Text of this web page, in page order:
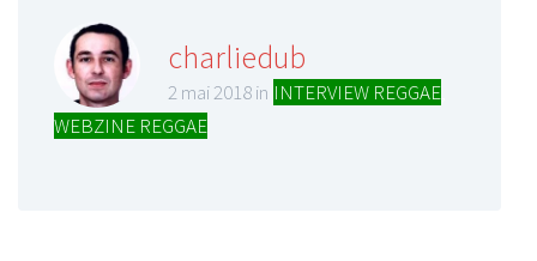
charliedub
2 mai 2018 in INTERVIEW REGGAE
WEBZINE REGGAE